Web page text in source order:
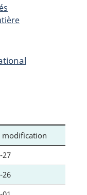
modification
27
26